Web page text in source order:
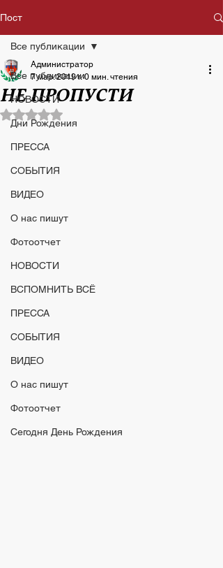
Пост
Все публикации
НОВОСТИ
Дни Рождения
ПРЕССА
СОБЫТИЯ
ВИДЕО
О нас пишут
Фотоотчет
НОВОСТИ
ВСПОМНИТЬ ВСЁ
ПРЕССА
СОБЫТИЯ
ВИДЕО
О нас пишут
Фотоотчет
Сегодня День Рождения
Все публикации
НЕ ПРОПУСТИ
Администратор
7 мар. 2019 г. 0 мин. чтения
Оценка: не число из 5 звезд.